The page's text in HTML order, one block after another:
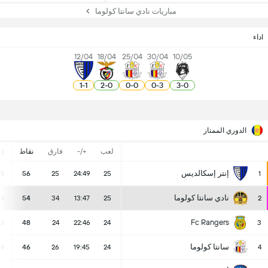
مباريات نادي سانتا كولوما
اداء
10/05
0
-
3
30/04
3
-
0
25/04
0
-
0
18/04
0
-
2
12/04
1
-
1
الدوري الممتاز
لعب +/- فارق نقاط
1 إنتر إسكالديس 25
24:49
25
56
2 نادي سانتا كولوما 25
13:47
34
54
3
Fc Rangers
24
22:46
24
48
4 سانتا كولوما 24
19:45
26
46